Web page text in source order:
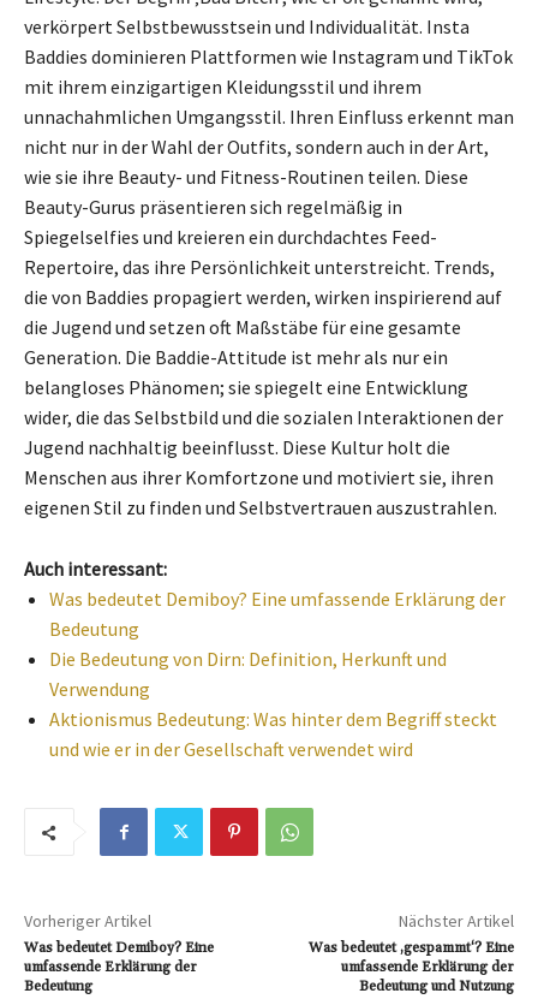
verkörpert Selbstbewusstsein und Individualität. Insta
Baddies dominieren Plattformen wie Instagram und TikTok
mit ihrem einzigartigen Kleidungsstil und ihrem
unnachahmlichen Umgangsstil. Ihren Einfluss erkennt man
nicht nur in der Wahl der Outfits, sondern auch in der Art,
wie sie ihre Beauty- und Fitness-Routinen teilen. Diese
Beauty-Gurus präsentieren sich regelmäßig in
Spiegelselfies und kreieren ein durchdachtes Feed-
Repertoire, das ihre Persönlichkeit unterstreicht. Trends,
die von Baddies propagiert werden, wirken inspirierend auf
die Jugend und setzen oft Maßstäbe für eine gesamte
Generation. Die Baddie-Attitude ist mehr als nur ein
belangloses Phänomen; sie spiegelt eine Entwicklung
wider, die das Selbstbild und die sozialen Interaktionen der
Jugend nachhaltig beeinflusst. Diese Kultur holt die
Menschen aus ihrer Komfortzone und motiviert sie, ihren
eigenen Stil zu finden und Selbstvertrauen auszustrahlen.
Auch interessant:
Was bedeutet Demiboy? Eine umfassende Erklärung der
Bedeutung
Die Bedeutung von Dirn: Definition, Herkunft und
Verwendung
Aktionismus Bedeutung: Was hinter dem Begriff steckt
und wie er in der Gesellschaft verwendet wird
Vorheriger Artikel
Was bedeutet Demiboy? Eine
umfassende Erklärung der
Bedeutung
Nächster Artikel
Was bedeutet ‚gespammt‘? Eine
umfassende Erklärung der
Bedeutung und Nutzung